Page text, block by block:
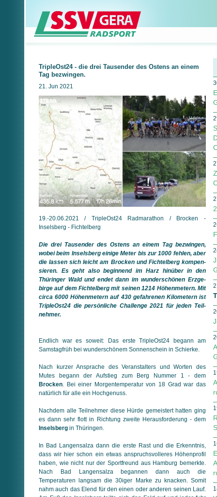
TripleOst24 - die drei Tausender des Ostens an einem
Tag bezwingen.
21. Jun 2021
19.-20.06.2021 / TripleOst24 Radmarathon / Brocken -
Inselsberg - Fichtelberg
Die drei Tausender des Ostens an einem Tag bezwingen,
wobei beim Inselsberg einige Meter bis zur 1000 fehlen, aber
die lassen sich leicht am Brocken und Fichtelberg kom­pen­
sieren. Es geht also beginnend im Harz hinüber in den
Thüringer Wald und endet dann im wunderschönen Erz­ge­
birge auf dem Fichtelberg mit seinen 1214 Höhenmetern. Mit
circa 6000 Höhenmetern auf 430 gefahrenen Kilometern ist
TripleOst24 die persönliche Challenge 2021 für jeden Teil­
nehmer.
Endlich war es soweit: Das erste TripleOst24 begann am
Samstag­früh bei wunderschönem Sonnenschein in Schierke.
Nach kurzer Ansprache des Veranstalters und Worten des
Mutes begann der Aufstieg zum Berg Nummer 1 - dem
Brocken. Bei einer Morgentemperatur von 18 Grad war das
natürlich für alle ein Hochgenuss.
Nachdem alle Teilnehmer diese Hürde gemeistert hatten ging
es dann sehr flott in Richtung zweite Herausforderung - dem
Inselsberg in Thüringen.
In Bad Langensalza dann die erste Rast und die Erkenntnis,
dass wir hier schon ein etwas anspruchsvolleres Höhenprofil
haben, wie nicht nur der Sportfreund aus Hamburg bemerkte.
Nach Bad Langensalza begannen dann auch die
Temperaturen langsam die 30iger Marke zu knacken. Somit
nahm auch das Elend für den einen oder anderen seinen Lauf.